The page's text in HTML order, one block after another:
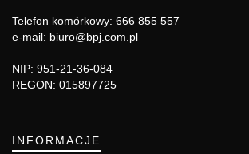
Telefon komórkowy: 666 855 557
e-mail: biuro@bpj.com.pl
NIP: 951-21-36-084
REGON: 015897725
INFORMACJE